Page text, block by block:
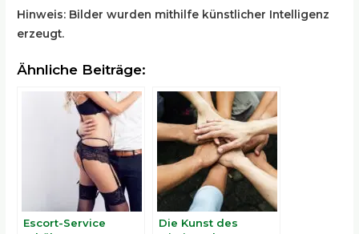
Hinweis: Bilder wurden mithilfe künstlicher Intelligenz
erzeugt.
Ähnliche Beiträge:
Escort-Service
Die Kunst des